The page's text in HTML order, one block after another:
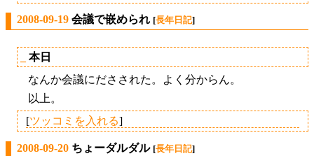
2008-09-19 会議で嵌められ [長年日記]
本日
なんか会議にださされた。よく分からん。
以上。
[ツッコミを入れる]
2008-09-20 ちょーダルダル [長年日記]